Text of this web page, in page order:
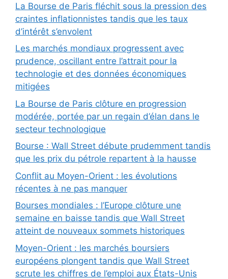
La Bourse de Paris fléchit sous la pression des
craintes inflationnistes tandis que les taux
d’intérêt s’envolent
Les marchés mondiaux progressent avec
prudence, oscillant entre l’attrait pour la
technologie et des données économiques
mitigées
La Bourse de Paris clôture en progression
modérée, portée par un regain d’élan dans le
secteur technologique
Bourse : Wall Street débute prudemment tandis
que les prix du pétrole repartent à la hausse
Conflit au Moyen-Orient : les évolutions
récentes à ne pas manquer
Bourses mondiales : l’Europe clôture une
semaine en baisse tandis que Wall Street
atteint de nouveaux sommets historiques
Moyen-Orient : les marchés boursiers
européens plongent tandis que Wall Street
scrute les chiffres de l’emploi aux États-Unis